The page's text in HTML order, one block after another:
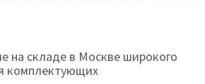
на складе в Москве широкого
комплектующих